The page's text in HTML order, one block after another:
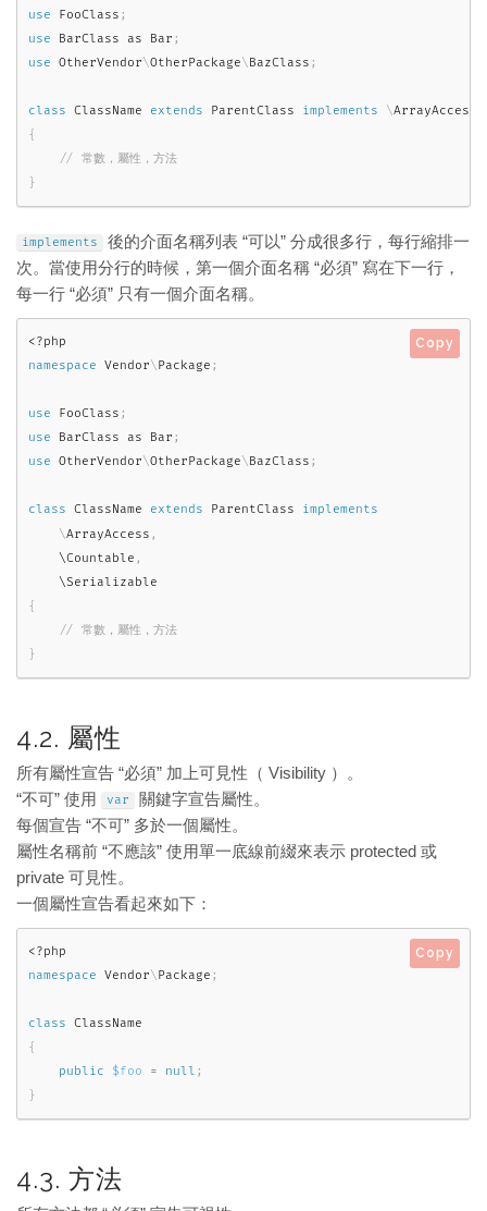
use FooClass ;
use
BarClass as Bar ;
use
OtherVendor\OtherPackage\BazClass ;
class ClassName extends ParentClass implements \ArrayAccess
{
}
implements
後的介面名稱列表 “可以” 分成很多行，每行縮排一
次。當使用分行的時候，第一個介面名稱 “必須” 寫在下一行，
每一行 “必須” 只有一個介面名稱。
<?php
namespace
Vendor\ Package ;
use FooClass ;
use
BarClass as Bar ;
use
OtherVendor\OtherPackage\ BazClass ;
class ClassName extends ParentClass
implements
\ArrayAccess ,
    \
Countable ,
    \
Serializable
{
}
Copy
4.2. 屬性
所有屬性宣告 “必須” 加上可見性（ Visibility ）。
“不可” 使用
var
關鍵字宣告屬性。
每個宣告 “不可” 多於一個屬性。
屬性名稱前 “不應該” 使用單一底線前綴來表示 protected 或
private 可見性。
一個屬性宣告看起來如下：
<?php
namespace
Vendor\Package ;
class
ClassName
{
public
$foo = null ;
}
Copy
4.3. 方法